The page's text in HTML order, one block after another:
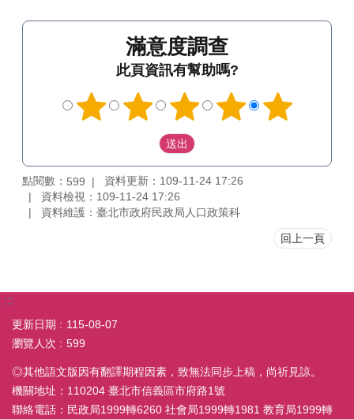
滿意度調查
此頁資訊有幫助嗎?
點閱數： 599
資料更新：109-11-24 17:26
資料檢視：109-11-24 17:26
資料維護：臺北市政府民政局人口政策科
回上一頁
:::
更新日期
115-08-07
瀏覽人次
599
◎其他語文版因有翻譯期程因素，致無法同步上稿，尚祈見諒。
機關地址：110204 臺北市信義區市府路1號
聯絡電話：民政局1999轉6260 社會局1999轉1981 教育局1999轉